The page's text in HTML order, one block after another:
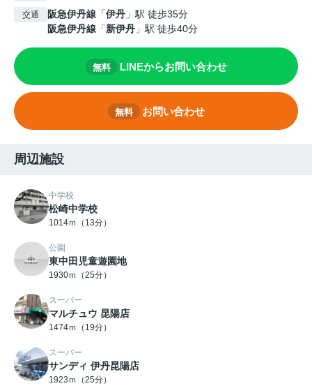
交通 阪急伊丹線 「伊丹 」駅 徒歩35分
阪急伊丹線 「新伊丹 」駅 徒歩40分
無料 LINEからお問い合わせ
無料 お問い合わせ
周辺施設
中学校
松崎中学校
1014ｍ（13分）
公園
東中田児童遊園地
1930ｍ（25分）
スーパー
マルチュウ 昆陽店
1474ｍ（19分）
スーパー
サンディ 伊丹昆陽店
1923ｍ（25分）